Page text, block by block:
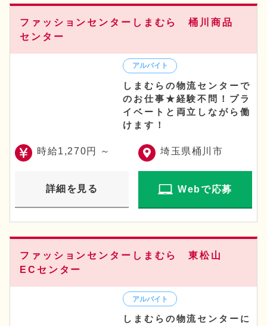
ファッションセンターしまむら 桶川商品
センター
しまむらの物流センターで
のお仕事★経験不問！プラ
イベートと両立しながら働
けます！
時給1,270円 ～ 埼玉県桶川市
詳細を見る Webで応募
ファッションセンターしまむら 東松山
ECセンター
しまむらの物流センターに